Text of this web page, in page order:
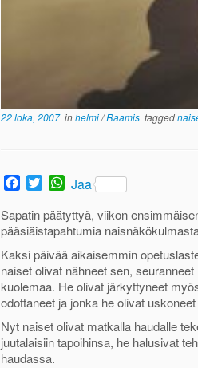
22 loka, 2007inhelmi/Raamis tagged
F
c
e
o
o
k
T
i
t
t
e
r
W
a
t
s
A
p
p
Jaa
Sapatin päätyttyä, viikon
pääsiäistapahtumia
Kaksi päivää aikaisemmin
naiset olivat nähneet sen,
kuolemaa. He olivat järkyttyneet
odottaneet ja jonka he olivat
Nyt naiset olivat matkalla haudalle
juutalaisiin tapoihinsa, he halusivat
haudassa.